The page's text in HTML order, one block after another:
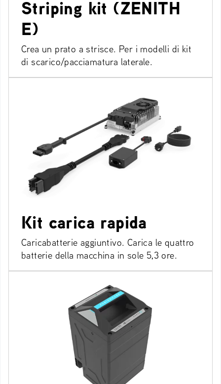
Striping kit (ZENITH
E)
Crea un prato a strisce. Per i modelli di kit
di scarico/pacciamatura laterale.
Kit carica rapida
Caricabatterie aggiuntivo. Carica le quattro
batterie della macchina in sole 5,3 ore.